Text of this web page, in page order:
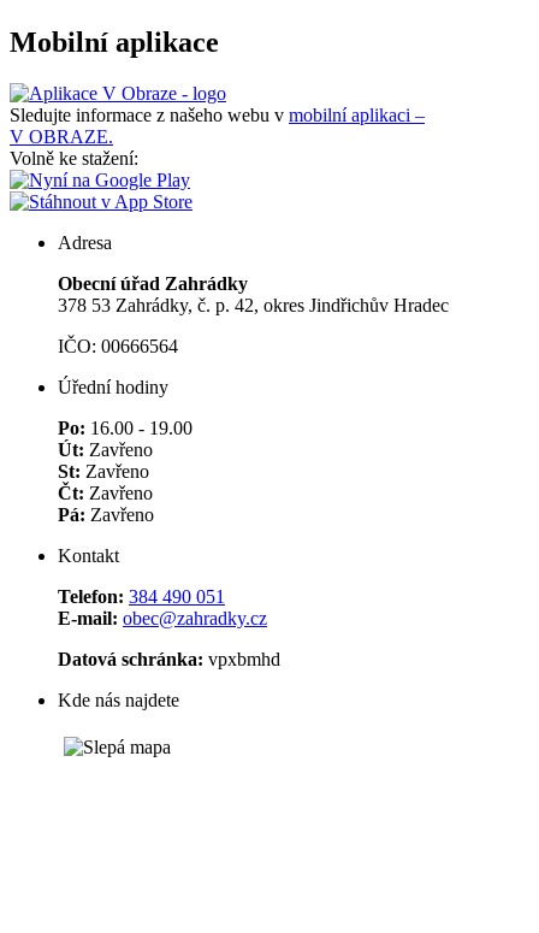
Mobilní aplikace
Sledujte informace z našeho webu v mobilní aplikaci –
V OBRAZE.
Volně ke stažení:
Adresa
Obecní úřad Zahrádky
378 53 Zahrádky, č. p. 42, okres Jindřichův Hradec
IČO: 00666564
Úřední hodiny
Po: 16.00 - 19.00
Út: Zavřeno
St: Zavřeno
Čt: Zavřeno
Pá: Zavřeno
Kontakt
Telefon: 384 490 051
E-mail: obec@zahradky.cz
Datová schránka: vpxbmhd
Kde nás najdete